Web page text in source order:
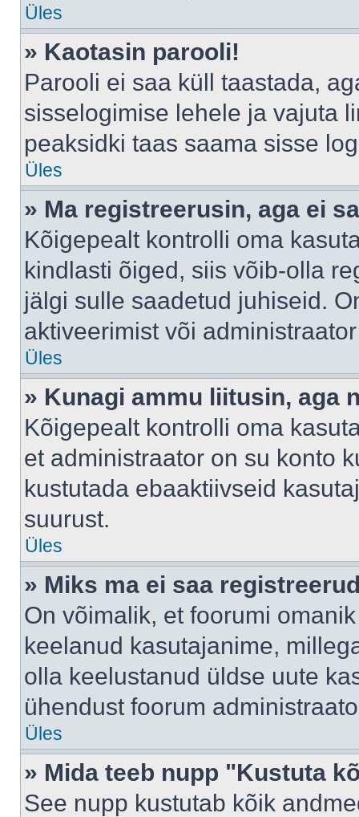
Üles
» Kaotasin parooli!
Parooli ei saa küll taastada,
sisselogimise lehele ja vajuta
peaksidki taas saama sisse
Üles
» Ma registreerusin, aga ei
Kõigepealt kontrolli oma
kindlasti õiged, siis võib-olla
jälgi sulle saadetud juhiseid.
aktiveerimist või
Üles
» Kunagi ammu liitusin, aga
Kõigepealt kontrolli oma
et administraator on su konto
kustutada ebaaktiivseid
suurust.
Üles
» Miks ma ei saa
On võimalik, et foorumi
keelanud kasutajanime,
olla keelustanud üldse uute
ühendust foorum
Üles
» Mida teeb nupp "Kustuta
See nupp kustutab kõik